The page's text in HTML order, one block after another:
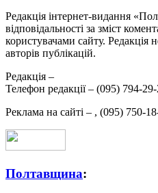
Редакція інтернет-видання
відповідальності за зміст
користувачами сайту. Редакція
авторів публікацій.
Редакція –
Телефон редакції – (095) 794-
Реклама на сайті – , (095) 750-
Полтавщина: